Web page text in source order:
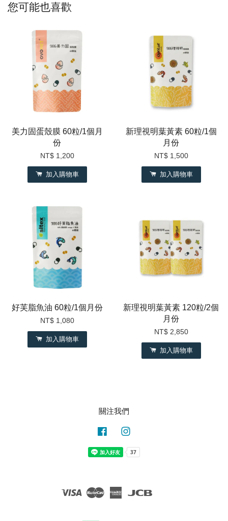
您可能也喜歡
美力固蛋殼膜 60粒/1個月
份
NT$ 1,200
加入購物車
新理視明葉黃素 60粒/1個
月份
NT$ 1,500
加入購物車
好芙脂魚油 60粒/1個月份
NT$ 1,080
加入購物車
新理視明葉黃素 120粒/2個
月份
NT$ 2,850
加入購物車
關注我們
Facebook
Visa Master American